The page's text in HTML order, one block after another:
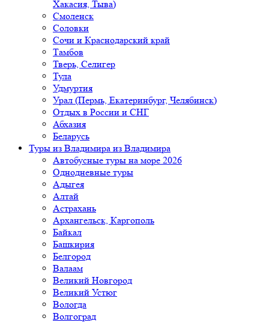
Хакасия, Тыва)
Смоленск
Соловки
Сочи и Краснодарский край
Тамбов
Тверь, Селигер
Тула
Удмуртия
Урал (Пермь, Екатеринбург, Челябинск)
Отдых в России и СНГ
Абхазия
Беларусь
Туры из Владимира из Владимира
Автобусные туры на море 2026
Однодневные туры
Адыгея
Алтай
Астрахань
Архангельск, Каргополь
Байкал
Башкирия
Белгород
Валаам
Великий Новгород
Великий Устюг
Вологда
Волгоград